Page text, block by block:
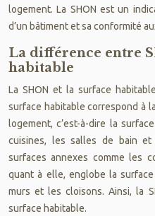
logement. La SHON est un
d’un bâtiment et sa conformité
La différence entre
habitable
La SHON et la surface
surface habitable correspond à
logement, c’est-à-dire la
cuisines, les salles de bain et
surfaces annexes comme les
quant à elle, englobe la
murs et les cloisons. Ainsi, la
surface habitable.